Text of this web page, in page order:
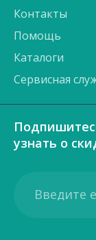
Контакты
Помощь
Каталоги
Сервисная
узнать о